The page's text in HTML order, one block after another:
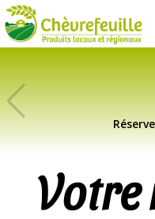
Votre